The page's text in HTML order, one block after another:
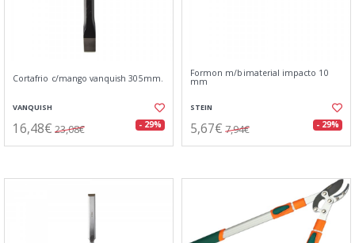
Cortafrio c/mango vanquish 305mm.
VANQUISH
16,48€ 23,08€ - 29%
Formon m/bimaterial impacto 10
mm
STEIN
5,67€ 7,94€ - 29%